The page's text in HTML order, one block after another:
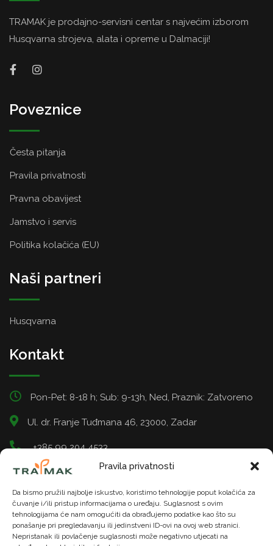
Pravila privatnosti
Da bismo pružili najbolje iskustvo, koristimo tehnologije poput kolačića za
čuvanje i/ili pristup informacijama o uređaju. Suglasnost s ovim
tehnologijama će nam omogućiti da obrađujemo podatke kao što su
ponašanje pri pregledavanju ili jedinstveni ID-ovi na ovoj web stranici.
Nepristanak ili povlačenje suglasnosti može negativno utjecati na
TRAMAK je prodajno-servisni centar s najvećim izborom
Husqvarna strojeva, alata i opreme u Dalmaciji!
Poveznice
Česta pitanja
Pravila privatnosti
Pravna obavijest
Jamstvo i servis
Politika kolačića (EU)
Naši partneri
Husqvarna
Kontakt
Pon-Pet: 8-18 h; Sub: 9-13h, Ned, Praznik: Zatvoreno
Ul. dr. Franje Tuđmana 46, 23000, Zadar
+385 99 204 4533
info@tramak.hr